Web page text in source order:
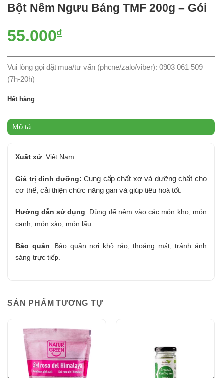
Bột Nêm Ngưu Báng TMF 200g – Gói
55.000₫
Vui lòng gọi đặt mua/tư vấn (phone/zalo/viber): 0903 061 509
(7h-20h)
Hết hàng
Mô tả
Xuất xứ: Việt Nam
Giá trị dinh dưỡng: Cung cấp chất xơ và dưỡng chất cho
cơ thể, cải thiện chức năng gan và giúp tiêu hoá tốt.
Hướng dẫn sử dụng: Dùng để nêm vào các món kho, món
canh, món xào, món lẩu.
Bảo quản: Bảo quản nơi khô ráo, thoáng mát, tránh ánh
sáng trực tiếp.
SẢN PHẨM TƯƠNG TỰ